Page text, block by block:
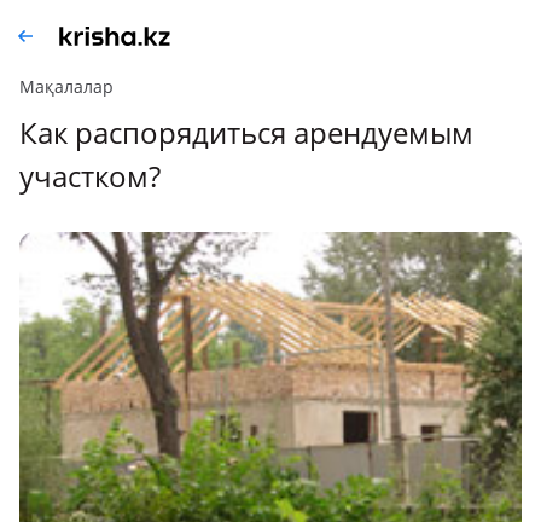
Мақалалар
Как распорядиться арендуемым
участком?